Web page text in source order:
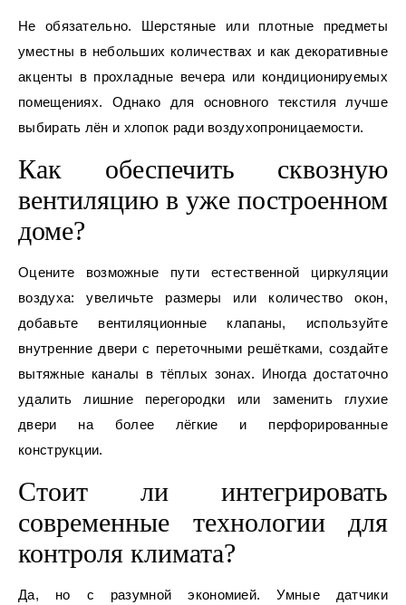
Не обязательно. Шерстяные или плотные предметы
уместны в небольших количествах и как декоративные
акценты в прохладные вечера или кондиционируемых
помещениях. Однако для основного текстиля лучше
выбирать лён и хлопок ради воздухопроницаемости.
Как обеспечить сквозную
вентиляцию в уже построенном
доме?
Оцените возможные пути естественной циркуляции
воздуха: увеличьте размеры или количество окон,
добавьте вентиляционные клапаны, используйте
внутренние двери с переточными решётками, создайте
вытяжные каналы в тёплых зонах. Иногда достаточно
удалить лишние перегородки или заменить глухие
двери на более лёгкие и перфорированные
конструкции.
Стоит ли интегрировать
современные технологии для
контроля климата?
Да, но с разумной экономией. Умные датчики